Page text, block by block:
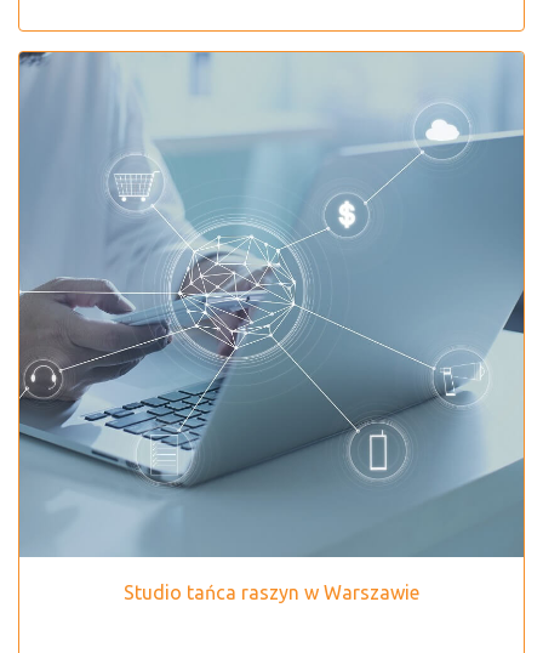
Studio tańca raszyn w Warszawie